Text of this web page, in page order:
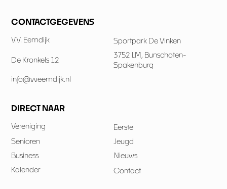
CONTACTGEGEVENS
V.V. Eemdijk Sportpark De Vinken
De Kronkels 12
3752 LM, Bunschoten-
Spakenburg
info@vveemdijk.nl
DIRECT NAAR
Vereniging
Eerste
Senioren
Jeugd
Business
Nieuws
Kalender
Contact